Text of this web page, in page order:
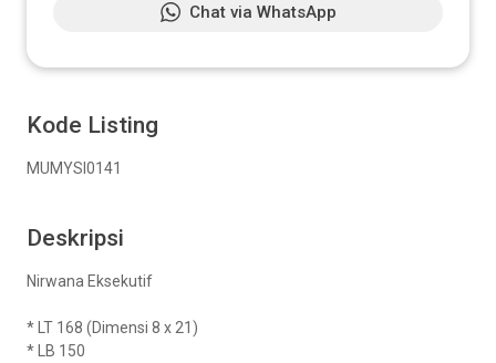
Kode Listing
MUMYSI0141
Deskripsi
Nirwana Eksekutif
* LT 168 (Dimensi 8 x 21)
* LB 150
Chat via WhatsApp